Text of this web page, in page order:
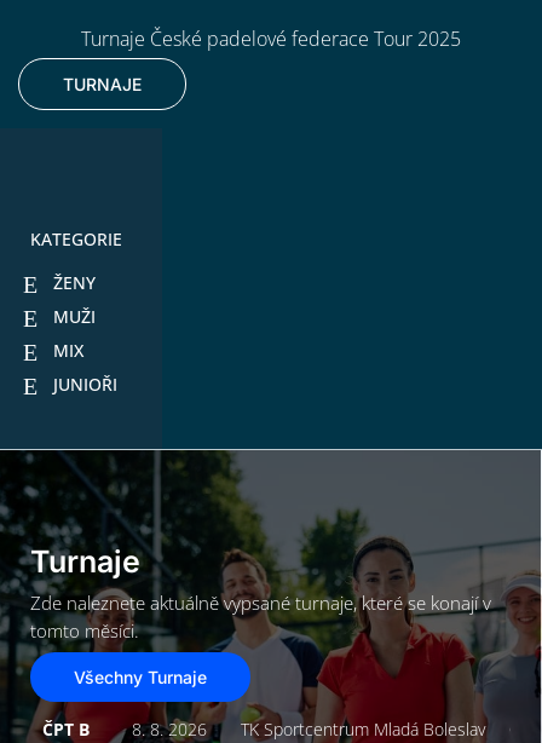
Turnaje České padelové federace Tour 2025
TURNAJE
KATEGORIE
ŽENY
MUŽI
MIX
JUNIOŘI
Turnaje
Zde naleznete aktuálně vypsané turnaje, které se konají v
tomto měsíci.
Všechny Turnaje
ČPT B 8. 8. 2026 TK Sportcentrum Mladá Boleslav